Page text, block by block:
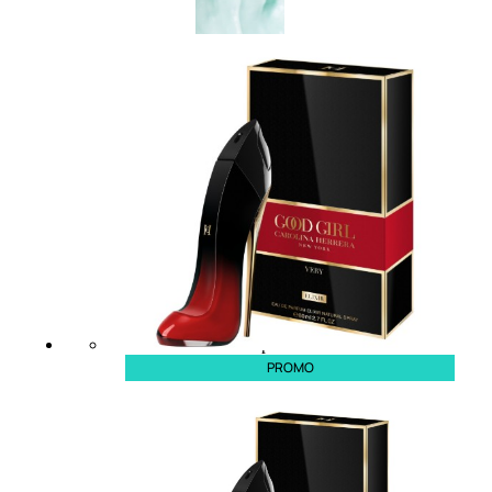
Shampoo
Balsamo
Mousse
Olii Capelli
Maschere
Lozioni
Fiale
Sieri e Cristalli
Spray
Cera e Crema
Gel Capelli
Colorazione
Shampoo
PROMO